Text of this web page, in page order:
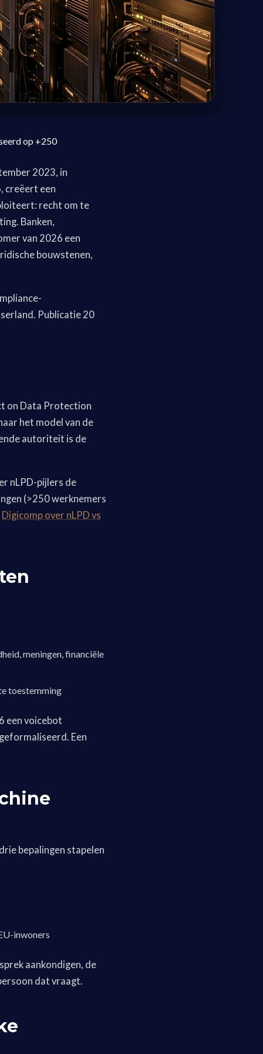
op +250
2023, in
creëert een
recht om te
Banken,
van 2026 een
bouwstenen,
Publicatie 20
on Data Protection
het model van de
autoriteit is de
nLPD-pijlers de
(>250 werknemers
Digicomp over nLPD vs
meningen, financiële
toestemming
een voicebot
Een
bepalingen stapelen
inwoners
aankondigen, de
dat vraagt.